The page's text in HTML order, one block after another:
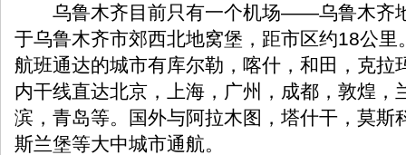
乌鲁木齐目前只有一个机场——乌鲁木齐
于乌鲁木齐市郊西北地窝堡，距市区约18公里
航班通达的城市有库尔勒，喀什，和田，克拉
内干线直达北京，上海，广州，成都，敦煌，
滨，青岛等。国外与阿拉木图，塔什干，莫斯
斯兰堡等大中城市通航。